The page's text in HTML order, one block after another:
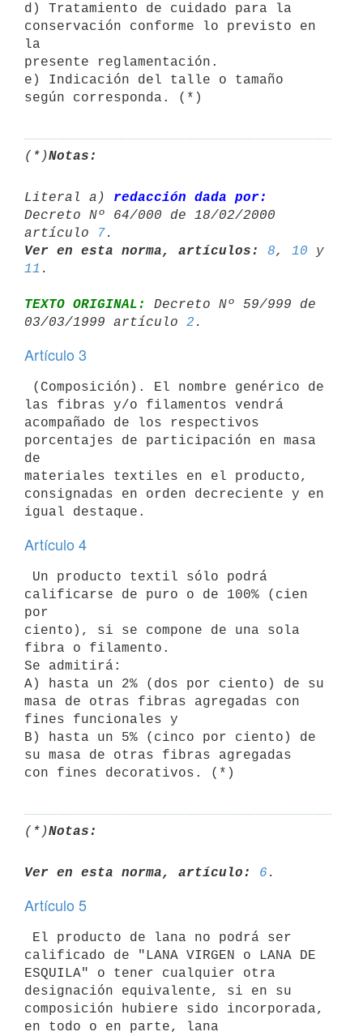
d) Tratamiento de cuidado para la
conservación conforme lo previsto en
la
presente reglamentación.
e) Indicación del talle o tamaño
(*)Notas:
Literal a) redacción dada por:
Decreto Nº 64/000 de 18/02/2000
artículo
7
Ver en esta norma, artículos:
8, 10
11
TEXTO ORIGINAL:
Decreto Nº 59/999 de
03/03/1999 artículo 2
Artículo 3
las fibras y/o filamentos vendrá
acompañado de los respectivos
porcentajes de participación en masa
de
materiales textiles en el producto,
consignadas en orden decreciente y en
Artículo 4
calificarse de puro o de 100% (cien
por
ciento), si se compone de una sola
fibra o filamento.
Se admitirá:
A) hasta un 2% (dos por ciento) de su
masa de otras fibras agregadas con
fines funcionales y
B) hasta un 5% (cinco por ciento) de
su masa de otras fibras agregadas
(*)Notas:
Ver en esta norma, artículo: 6
Artículo 5
calificado de "LANA VIRGEN o LANA DE
ESQUILA" o tener cualquier otra
designación equivalente, si en su
composición hubiere sido incorporada,
en todo o en parte, lana